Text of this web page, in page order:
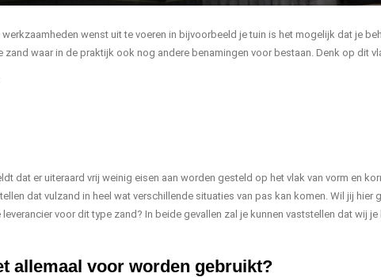
wenst uit te voeren in bijvoorbeeld je tuin is het mogelijk dat je
zand waar in de praktijk ook nog andere benamingen voor bestaan. Denk op dit
dat er uiteraard vrij weinig eisen aan worden gesteld op het vlak van vorm en
dat vulzand in heel wat verschillende situaties van pas kan komen. Wil jij
leverancier voor dit type zand? In beide gevallen zal je kunnen vaststellen dat wij je
allemaal voor worden gebruikt?